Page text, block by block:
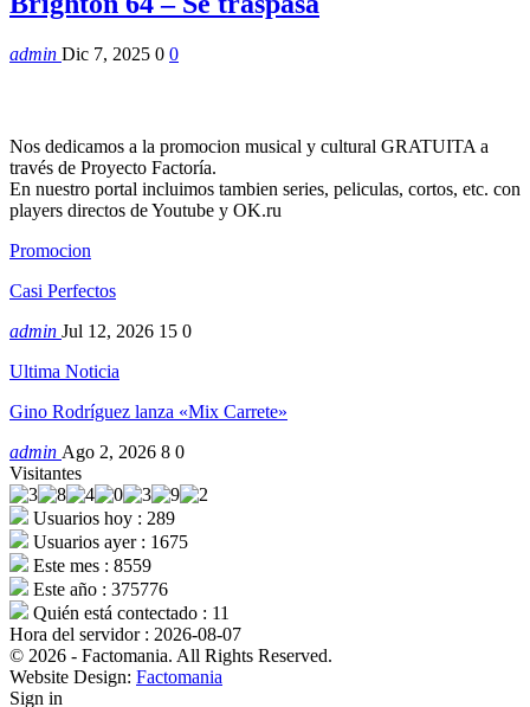
admin Dic 7, 2025 0 0
Nos dedicamos a la promocion musical y cultural GRATUITA a
través de Proyecto Factoría.
En nuestro portal incluimos tambien series, peliculas, cortos, etc. con
players directos de Youtube y OK.ru
Promocion
Casi Perfectos
admin Jul 12, 2026 15 0
Ultima Noticia
Gino Rodríguez lanza «Mix Carrete»
admin Ago 2, 2026 8 0
Visitantes
Usuarios hoy : 289
Usuarios ayer : 1675
Este mes : 8559
Este año : 375776
Quién está contectado : 11
Hora del servidor : 2026-08-07
© 2026 - Factomania. All Rights Reserved.
Website Design: Factomania
Sign in